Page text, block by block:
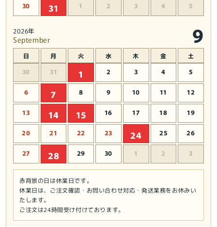
30 31 1 2 3 4 5
2026年
September 9
日 月 火 水 木 金 土
30 31 1 2 3 4 5
6 7 8 9 10 11 12
13 14 15 16 17 18 19
20 21 22 23 24 25 26
27 28 29 30 1 2 3
赤背景の日は休業日です。
休業日は、ご注文確認・お問い合わせ対応・発送業務をお休みい
たします。
ご注文は24時間受け付けております。